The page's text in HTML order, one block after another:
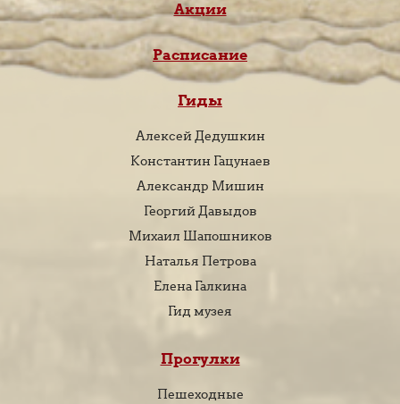
Акции
Расписание
Гиды
Алексей Дедушкин
Константин Гацунаев
Александр Мишин
Георгий Давыдов
Михаил Шапошников
Наталья Петрова
Елена Галкина
Гид музея
Прогулки
Пешеходные